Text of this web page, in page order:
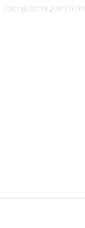
לקבוצות, מתנות סוף שנה